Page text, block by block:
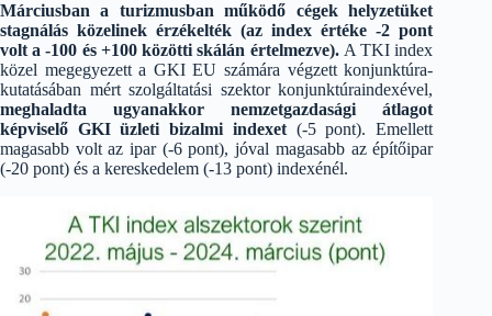
Márciusban a turizmusban működő cégek helyzetüket
stagnálás közelinek érzékelték (az index értéke -2 pont
volt a -100 és +100 közötti skálán értelmezve). A TKI index
közel megegyezett a GKI EU számára végzett konjunktúra-
kutatásában mért szolgáltatási szektor konjunktúraindexével,
meghaladta ugyanakkor nemzetgazdasági átlagot
képviselő GKI üzleti bizalmi indexet (-5 pont). Emellett
magasabb volt az ipar (-6 pont), jóval magasabb az építőipar
(-20 pont) és a kereskedelem (-13 pont) indexénél.